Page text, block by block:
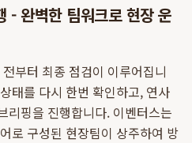
- 완벽한 팀워크로 현장 운
부터 최종 점검이 이루어집니
태를 다시 한번 확인하고, 연사
리핑을 진행합니다. 이벤터스는
로 구성된 현장팀이 상주하여 방